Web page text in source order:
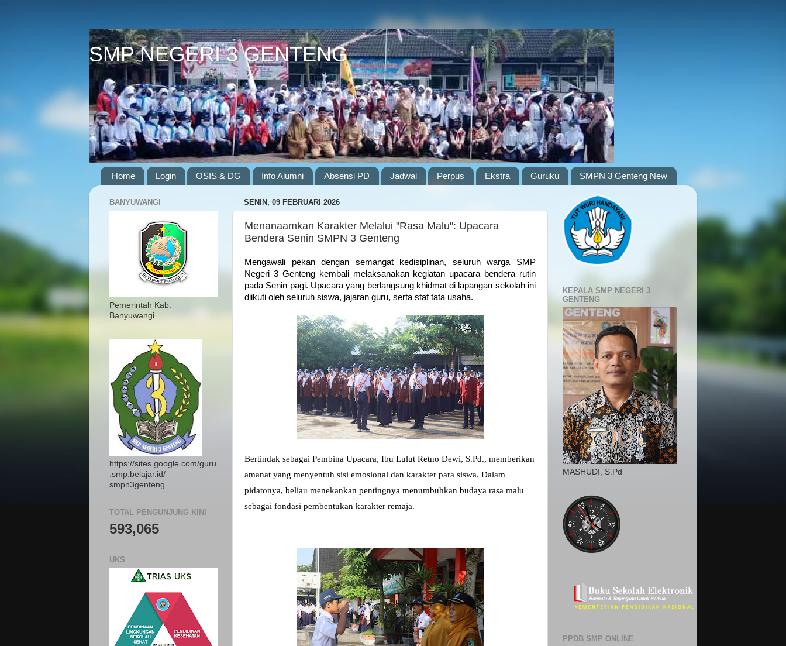
SMP NEGERI 3 GENTENG
Home Login OSIS & DG Info Alumni Absensi PD Jadwal Perpus Ekstra Guruku SMPN 3 Genteng New
SENIN, 09 FEBRUARI 2026
Menanaamkan Karakter Melalui "Rasa Malu": Upacara
Bendera Senin SMPN 3 Genteng
Mengawali pekan dengan semangat kedisiplinan, seluruh warga SMP
Negeri 3 Genteng kembali melaksanakan kegiatan upacara bendera rutin
pada Senin pagi. Upacara yang berlangsung khidmat di lapangan sekolah ini
diikuti oleh seluruh siswa, jajaran guru, serta staf tata usaha.
Bertindak sebagai Pembina Upacara, Ibu Lulut Retno Dewi, S.Pd., memberikan
amanat yang menyentuh sisi emosional dan karakter para siswa. Dalam
pidatonya, beliau menekankan pentingnya menumbuhkan budaya rasa malu
sebagai fondasi pembentukan karakter remaja.
BANYUWANGI
Pemerintah Kab.
Banyuwangi
https://sites.google.com/guru
.smp.belajar.id/
smpn3genteng
TOTAL PENGUNJUNG KINI
593,065
UKS
KEPALA SMP NEGERI 3
GENTENG
MASHUDI, S.Pd
PPDB SMP ONLINE